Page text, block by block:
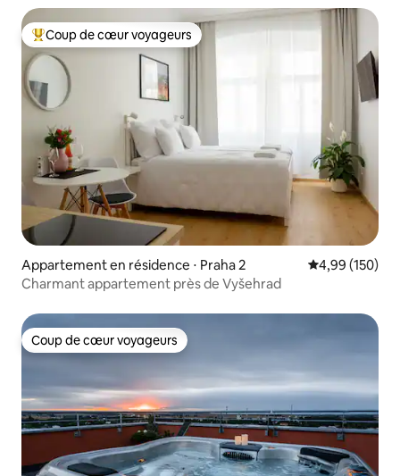
Coups de cœur voyageurs les plus appréciés
Coup de cœur voyageurs
Appartement en résidence ⋅ Praha 2 Évaluation
4,99 (150)
Charmant appartement près de Vyšehrad
Coup de cœur voyageurs
Coup de cœur voyageurs